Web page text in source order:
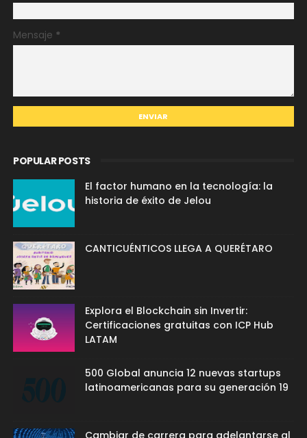
Mensaje *
POPULAR POSTS
El factor humano en la tecnología: la
historia de éxito de Jelou
CANTICUÉNTICOS LLEGA A QUERÉTARO
Explora el Blockchain sin Invertir:
Certificaciones gratuitas con ICP Hub
LATAM
500 Global anuncia 12 nuevas startups
latinoamericanas para su generación 19
Cambiar de carrera para adelantarse al